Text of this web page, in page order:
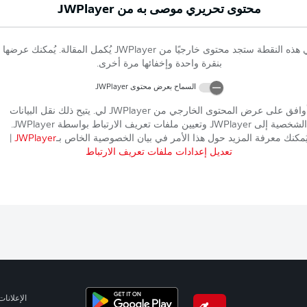
محتوى تحريري موصى به منJWPlayer
هذه النقطة ستجد محتوى خارجيًا منJWPlayer يُكمل المقالة. يُمكنك عرضها
بنقرة واحدة وإخفائها مرة أخرى.
السماح بعرض محتوىJWPlayer
على عرض المحتوى الخارجي منJWPlayer لي. يتيح ذلك نقل البيانات
الشخصية إلى JWPlayer وتعيين ملفات تعريف الارتباط بواسطة JWPlayer
.
معرفة المزيد حول هذا الأمر في بيان الخصوصية الخاص بـJWPlayer
تعديل إعدادات ملفات تعريف الارتباط